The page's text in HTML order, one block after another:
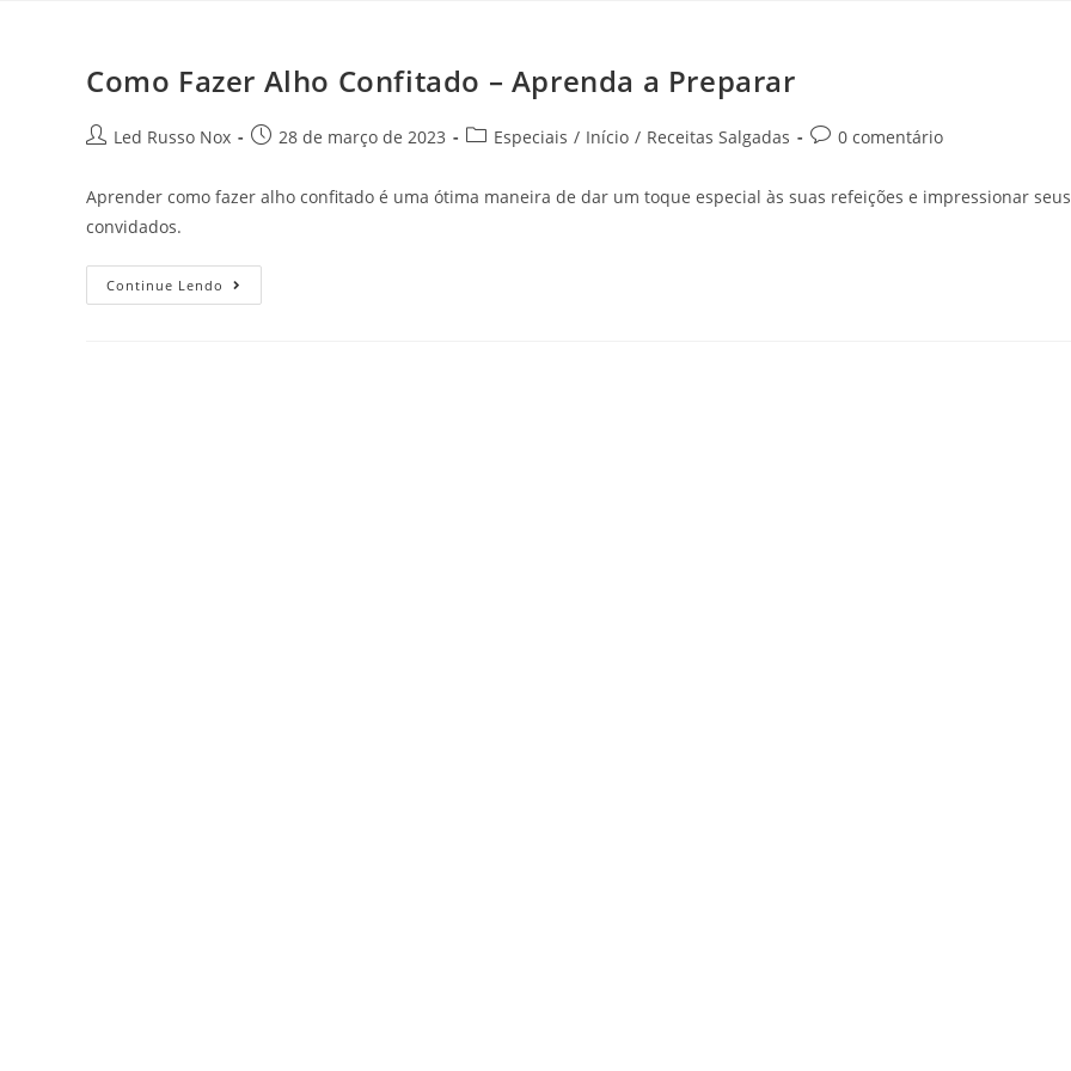
Como Fazer Alho Confitado – Aprenda a Preparar
Led Russo Nox 28 de março de 2023 Especiais / Início / Receitas Salgadas 0 comentário
Aprender como fazer alho confitado é uma ótima maneira de dar um toque especial às suas refeições e impressionar seus
convidados.
Continue Lendo